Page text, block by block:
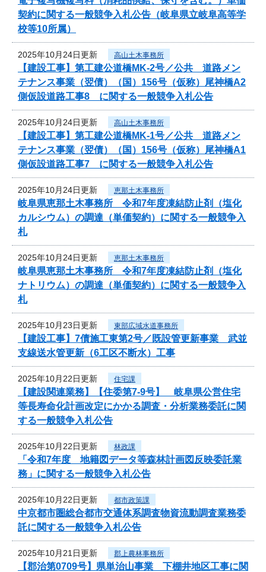
契約に関する一般競争入札公告（岐阜県立岐阜高等学
校等10所属）
2025年10月24日更新 高山土木事務所
【建設工事】第工建公道橋MK-2号／公共 道路メン
テナンス事業（翌債）（国）156号（仮称）尾神橋A2
側仮設道路工事8 に関する一般競争入札公告
2025年10月24日更新 高山土木事務所
【建設工事】第工建公道橋MK-1号／公共 道路メン
テナンス事業（翌債）（国）156号（仮称）尾神橋A1
側仮設道路工事7 に関する一般競争入札公告
2025年10月24日更新 恵那土木事務所
岐阜県恵那土木事務所 令和7年度凍結防止剤（塩化
カルシウム）の調達（単価契約）に関する一般競争入
札
2025年10月24日更新 恵那土木事務所
岐阜県恵那土木事務所 令和7年度凍結防止剤（塩化
ナトリウム）の調達（単価契約）に関する一般競争入
札
2025年10月23日更新 東部広域水道事務所
【建設工事】7債施工東第2号／既設管更新事業 武並
支線送水管更新（6工区不断水）工事
2025年10月22日更新 住宅課
【建設関連業務】【住委第7-9号】 岐阜県公営住宅
等長寿命化計画改定にかかる調査・分析業務委託に関
する一般競争入札公告
2025年10月22日更新 林政課
「令和7年度 地籍図データ等森林計画図反映委託業
務」に関する一般競争入札公告
2025年10月22日更新 都市政策課
中京都市圏総合都市交通体系調査物資流動調査業務委
託に関する一般競争入札公告
2025年10月21日更新 郡上農林事務所
【郡治第0709号】県単治山事業 下棚井地区工事に関